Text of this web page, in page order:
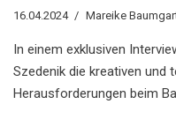
Gespräch mit
16.04.2024 Mareike
In einem exklusiven
Szedenik die kreativen und
Herausforderungen beim